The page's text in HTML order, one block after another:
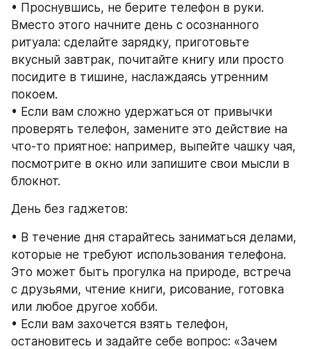
• Проснувшись, не берите телефон в руки.
Вместо этого начните день с осознанного
ритуала: сделайте зарядку, приготовьте
вкусный завтрак, почитайте книгу или просто
посидите в тишине, наслаждаясь утренним
покоем.
• Если вам сложно удержаться от привычки
проверять телефон, замените это действие на
что-то приятное: например, выпейте чашку чая,
посмотрите в окно или запишите свои мысли в
блокнот.
День без гаджетов:
• В течение дня старайтесь заниматься делами,
которые не требуют использования телефона.
Это может быть прогулка на природе, встреча
с друзьями, чтение книги, рисование, готовка
или любое другое хобби.
• Если вам захочется взять телефон,
остановитесь и задайте себе вопрос: «Зачем